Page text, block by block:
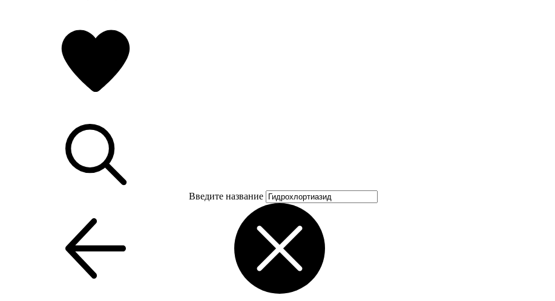
Введите название